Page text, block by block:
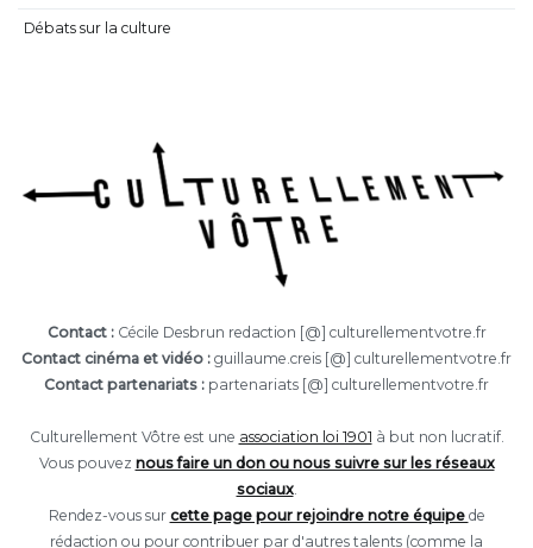
Débats sur la culture
Contact :Cécile Desbrun redaction [@] culturellementvotre.fr
Contact cinéma et vidéo : guillaume.creis [@] culturellementvotre.fr
Contact partenariats : partenariats [@] culturellementvotre.fr
Culturellement Vôtre est une association loi 1901 à but non lucratif.
Vous pouvez nous faire un don ou nous suivre sur les réseaux
sociaux.
Rendez-vous sur cette page pour rejoindre notre équipe de
rédaction ou pour contribuer par d'autres talents (comme la